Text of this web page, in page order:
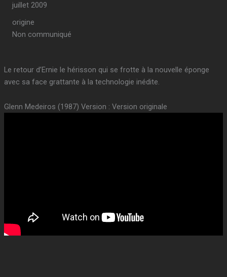
juillet 2009
origine
Non communiqué
Le retour d’Ernie le hérisson qui se frotte à la nouvelle éponge
avec sa face grattante à la technologie inédite.
Glenn Medeiros (1987) Version : Version originale